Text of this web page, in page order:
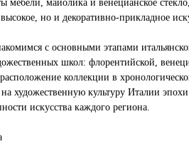
мебели, майолика и венецианское
но и декоративно-прикладное
с основными этапами
школ: флорентийской,
коллекции в
художественную культуру Италии
искусства каждого региона.